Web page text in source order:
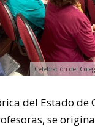
Celebración del
del Estado de
se